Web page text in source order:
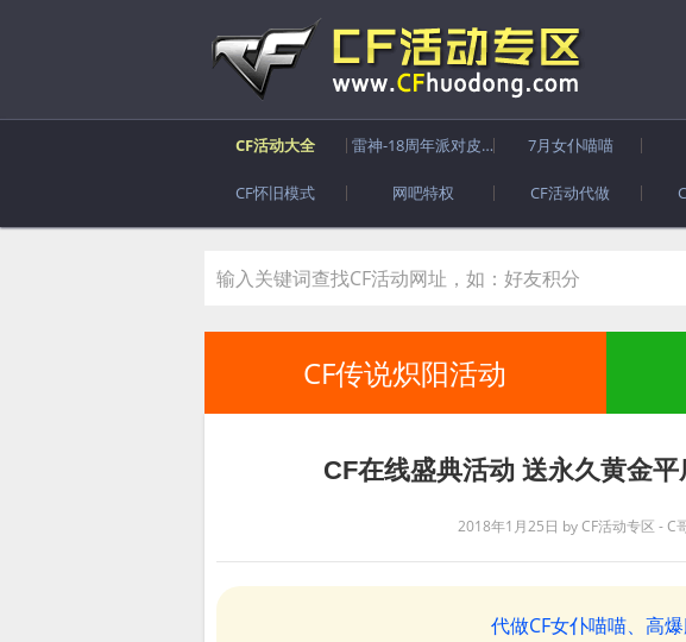
CF活动大全 雷神-18周年派对皮肤 7月女仆喵喵
CF怀旧模式 网吧特权 CF活动代做
CF传说炽阳活动
CF在线盛典活动 送永久黄金平
2018年1月25日 byCF活动专区 - C
代做CF女仆喵喵、高